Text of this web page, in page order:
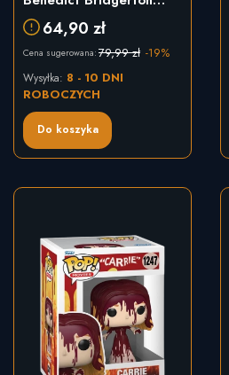
#184864,90 zł
Cena sugerowana: 79,99 zł -19%
Do koszyka
Wysyłka: 8 - 10 DNI
ROBOCZYCH